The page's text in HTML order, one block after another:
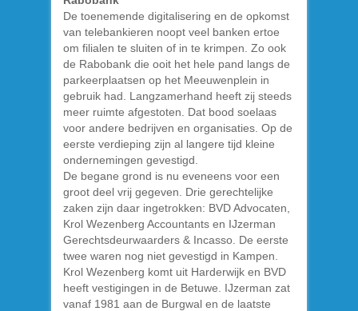
De toenemende digitalisering en de opkomst
van telebankieren noopt veel banken ertoe
om filialen te sluiten of in te krimpen. Zo ook
de Rabobank die ooit het hele pand langs de
parkeerplaatsen op het Meeuwenplein in
gebruik had. Langzamerhand heeft zij steeds
meer ruimte afgestoten. Dat bood soelaas
voor andere bedrijven en organisaties. Op de
eerste verdieping zijn al langere tijd kleine
ondernemingen gevestigd.
De begane grond is nu eveneens voor een
groot deel vrij gegeven. Drie gerechtelijke
zaken zijn daar ingetrokken: BVD Advocaten,
Krol Wezenberg Accountants en IJzerman
Gerechtsdeurwaarders & Incasso. De eerste
twee waren nog niet gevestigd in Kampen.
Krol Wezenberg komt uit Harderwijk en BVD
heeft vestigingen in de Betuwe. IJzerman zat
vanaf 1981 aan de Burgwal en de laatste